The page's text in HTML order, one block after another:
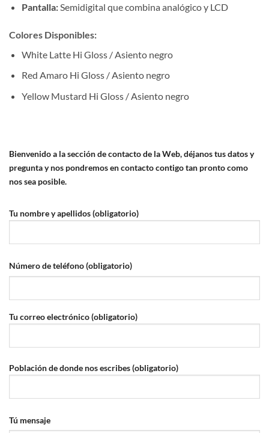
Pantalla:Semidigital que combina analógico y LCD
Colores Disponibles:
White Latte Hi Gloss / Asiento negro
Red Amaro Hi Gloss / Asiento negro
Yellow Mustard Hi Gloss / Asiento negro
Bienvenido a la sección de contacto de la Web, déjanos tus datos y
pregunta y nos pondremos en contacto contigo tan pronto como
nos sea posible.
Tu nombre y apellidos (obligatorio)
Número de teléfono (obligatorio)
Tu correo electrónico (obligatorio)
Población de donde nos escribes (obligatorio)
Tú mensaje